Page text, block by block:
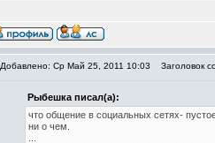
Добавлено: Ср Май 25, 2011 10:03 Заголовок
Рыбешка писал(а):
что общение в социальных сетях-
ни о чем.